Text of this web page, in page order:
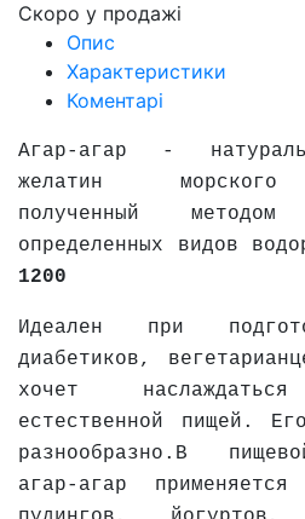
Скоро у продажі
Опис
Характеристики
Коментарі
Агар-агар -
желатин морского
полученный
определенных видов
1200
Идеален при
диабетиков,
хочет
естественной пищей.
разнообразно.В
агар-агар